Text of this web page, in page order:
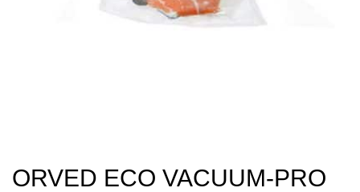
ORVED ECO VACUUM-PRO